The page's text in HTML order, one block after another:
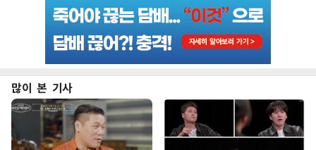
많이 본 기사